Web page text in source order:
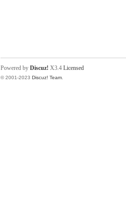
Powered by Discuz! X3.4 Licensed
© 2001-2023 Discuz! Team